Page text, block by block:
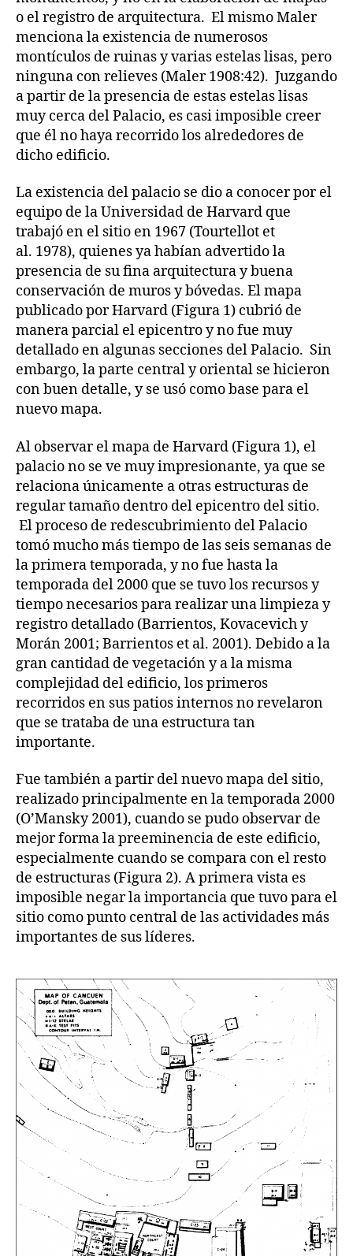
o el registro de arquitectura. El mismo Maler
menciona la existencia de numerosos
montículos de ruinas y varias estelas lisas, pero
ninguna con relieves (Maler 1908:42). Juzgando
a partir de la presencia de estas estelas lisas
muy cerca del Palacio, es casi imposible creer
que él no haya recorrido los alrededores de
dicho edificio.
La existencia del palacio se dio a conocer por el
equipo de la Universidad de Harvard que
trabajó en el sitio en 1967 (Tourtellot et
al. 1978), quienes ya habían advertido la
presencia de su fina arquitectura y buena
conservación de muros y bóvedas. El mapa
publicado por Harvard (Figura 1) cubrió de
manera parcial el epicentro y no fue muy
detallado en algunas secciones del Palacio. Sin
embargo, la parte central y oriental se hicieron
con buen detalle, y se usó como base para el
nuevo mapa.
Al observar el mapa de Harvard (Figura 1), el
palacio no se ve muy impresionante, ya que se
relaciona únicamente a otras estructuras de
regular tamaño dentro del epicentro del sitio.
El proceso de redescubrimiento del Palacio
tomó mucho más tiempo de las seis semanas de
la primera temporada, y no fue hasta la
temporada del 2000 que se tuvo los recursos y
tiempo necesarios para realizar una limpieza y
registro detallado (Barrientos, Kovacevich y
Morán 2001; Barrientos et al. 2001). Debido a la
gran cantidad de vegetación y a la misma
complejidad del edificio, los primeros
recorridos en sus patios internos no revelaron
que se trataba de una estructura tan
importante.
Fue también a partir del nuevo mapa del sitio,
realizado principalmente en la temporada 2000
(O’Mansky 2001), cuando se pudo observar de
mejor forma la preeminencia de este edificio,
especialmente cuando se compara con el resto
de estructuras (Figura 2). A primera vista es
imposible negar la importancia que tuvo para el
sitio como punto central de las actividades más
importantes de sus líderes.